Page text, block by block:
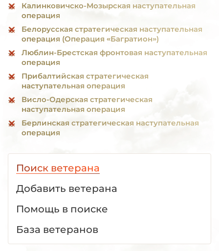
Калинковичско-Мозырская наступательная
операция
Белорусская стратегическая наступательная
операция (Операция «Багратион»)
Люблин-Брестская фронтовая наступательная
операция
Прибалтийская стратегическая
наступательная операция
Висло-Одерская стратегическая
наступательная операция
Берлинская стратегическая наступательная
операция
Поиск ветерана
Добавить ветерана
Помощь в поиске
База ветеранов